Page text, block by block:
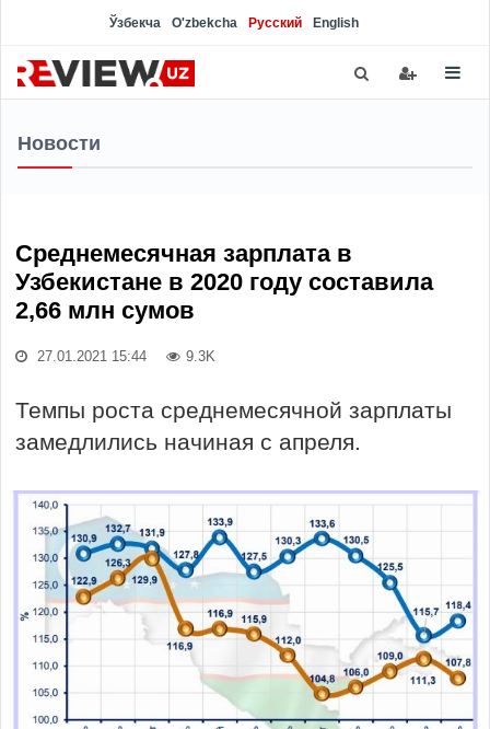
Ўзбекча O'zbekcha Русский English
Новости
Среднемесячная зарплата в
Узбекистане в 2020 году составила
2,66 млн сумов
27.01.2021 15:44 9.3K
Темпы роста среднемесячной зарплаты
замедлились начиная с апреля.